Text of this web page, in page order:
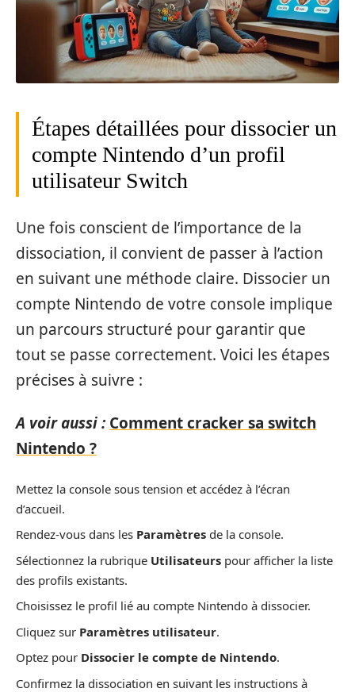
Étapes détaillées pour dissocier un
compte Nintendo d’un profil
utilisateur Switch
Une fois conscient de l’importance de la
dissociation, il convient de passer à l’action
en suivant une méthode claire. Dissocier un
compte Nintendo de votre console implique
un parcours structuré pour garantir que
tout se passe correctement. Voici les étapes
précises à suivre :
A voir aussi : Comment cracker sa switch
Nintendo ?
Mettez la console sous tension et accédez à l’écran
d’accueil.
Rendez-vous dans les Paramètres de la console.
Sélectionnez la rubrique Utilisateurs pour afficher la liste
des profils existants.
Choisissez le profil lié au compte Nintendo à dissocier.
Cliquez sur Paramètres utilisateur.
Optez pour Dissocier le compte de Nintendo.
Confirmez la dissociation en suivant les instructions à